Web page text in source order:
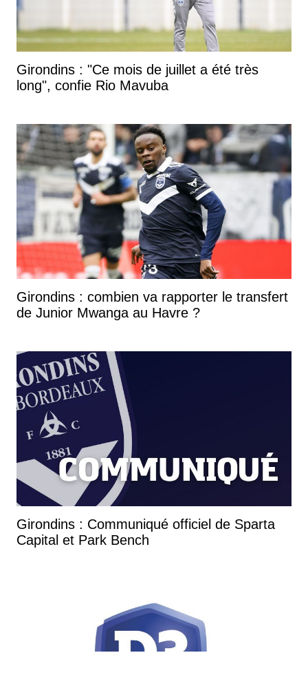
Girondins : "Ce mois de juillet a été très
long", confie Rio Mavuba
Girondins : combien va rapporter le transfert
de Junior Mwanga au Havre ?
Girondins : Communiqué officiel de Sparta
Capital et Park Bench